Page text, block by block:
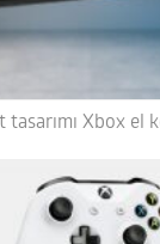
tasarımı Xbox el